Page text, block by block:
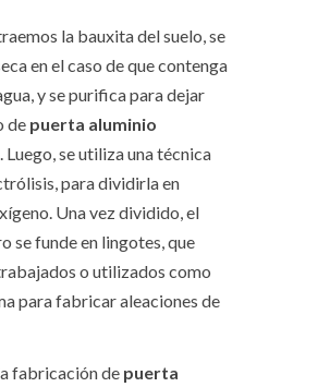
la bauxita del suelo, se
en el caso de que contenga
y se purifica para dejar
de puerta aluminio
. Luego, se utiliza una técnica
para dividirla en
Una vez dividido, el
se funde en lingotes, que
o utilizados como
para fabricar aleaciones de
fabricación de puerta